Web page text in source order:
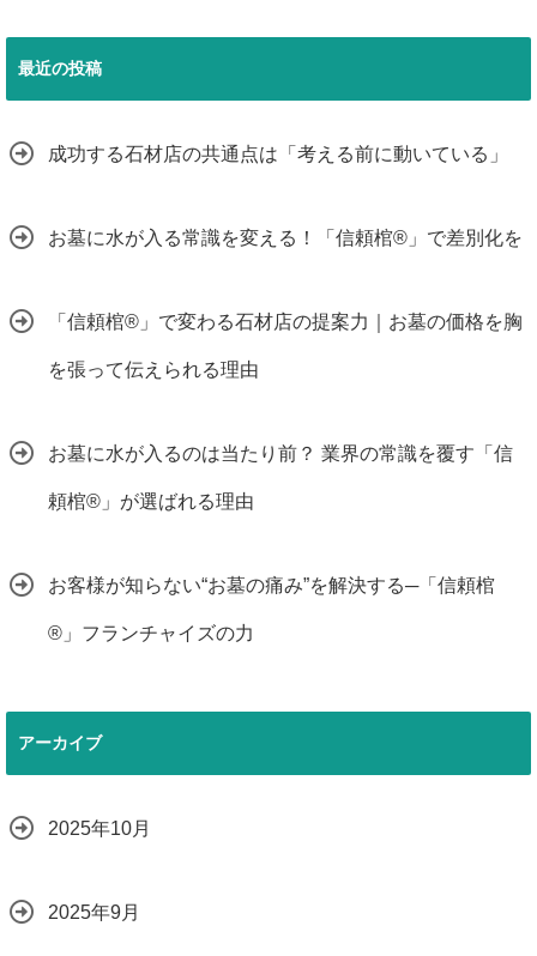
最近の投稿
成功する石材店の共通点は「考える前に動いている」
お墓に水が入る常識を変える！「信頼棺®」で差別化を
「信頼棺®」で変わる石材店の提案力｜お墓の価格を胸
を張って伝えられる理由
お墓に水が入るのは当たり前？ 業界の常識を覆す「信
頼棺®」が選ばれる理由
お客様が知らない“お墓の痛み”を解決する─「信頼棺
®」フランチャイズの力
アーカイブ
2025年10月
2025年9月